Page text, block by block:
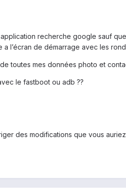
recherche google sauf
l’écran de démarrage avec les
toutes mes données photo et
le fastboot ou adb ??
des modifications que vous